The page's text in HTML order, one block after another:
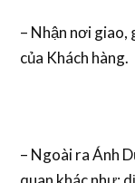
– Nhận nơi giao,
của Khách hàng.
– Ngoài ra Ánh